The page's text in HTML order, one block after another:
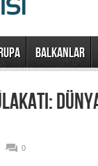
BALKANLAR
0